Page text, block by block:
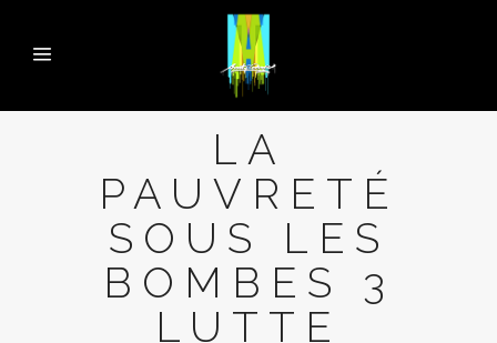
LA
PAUVRETÉ
SOUS LES
BOMBES 3
LUTTE